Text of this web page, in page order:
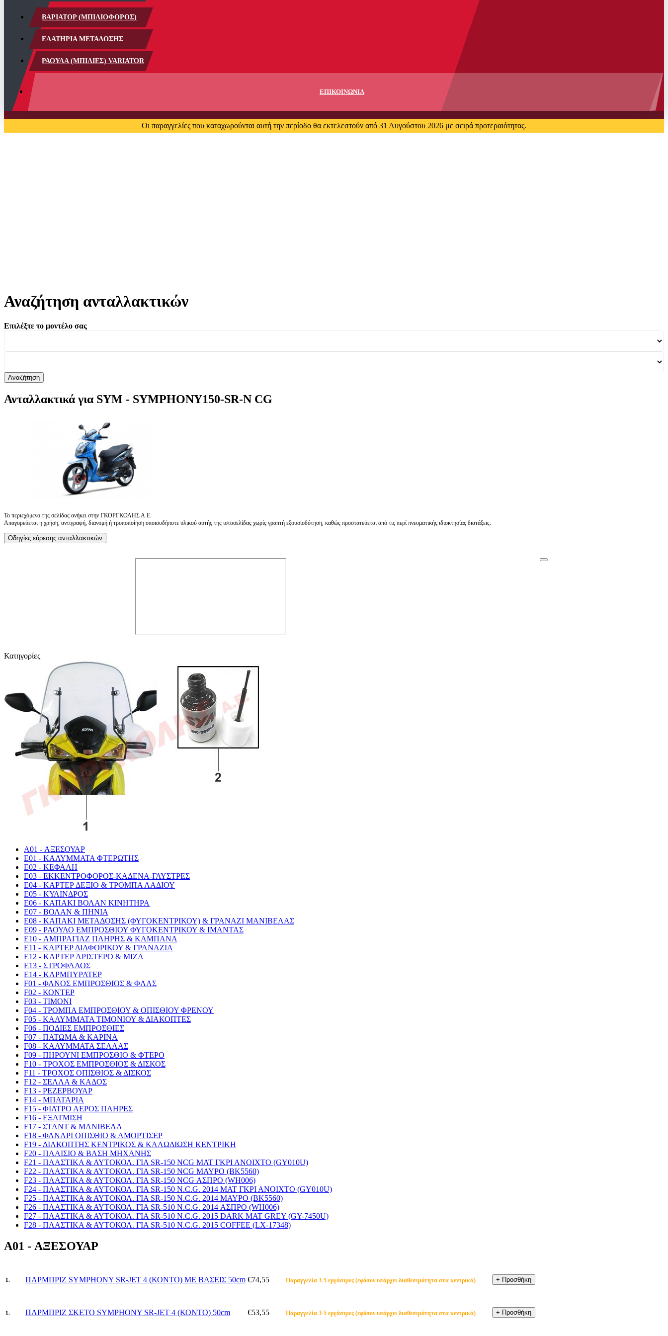
ΒΑΡΙΑΤΟΡ (ΜΠΙΛΙΟΦΟΡΟΣ)
ΕΛΑΤΗΡΙΑ ΜΕΤΑΔΟΣΗΣ
ΡΑΟΥΛΑ (ΜΠΙΛΙΕΣ) VARIATOR
ΕΠΙΚΟΙΝΩΝΙΑ
Οι παραγγελίες που καταχωρούνται αυτή την περίοδο θα εκτελεστούν από 31 Αυγούστου 2026 με σειρά προτεραιότητας.
Αναζήτηση ανταλλακτικών
Επιλέξτε το μοντέλο σας
Αναζήτηση
Ανταλλακτικά για SYM - SYMPHONY150-SR-N CG
Το περιεχόμενο της σελίδας ανήκει στην ΓΚΟΡΓΚΟΛΗΣ Α.Ε.
Απαγορεύεται η χρήση, αντιγραφή, διανομή ή τροποποίηση οποιουδήποτε υλικού αυτής της ιστοσελίδας χωρίς γραπτή εξουσιοδότηση, καθώς προστατεύεται από τις περί πνευματικής ιδιοκτησίας διατάξεις.
Οδηγίες εύρεσης ανταλλακτικών
Κατηγορίες
A01 - ΑΞΕΣΟΥΑΡ
E01 - ΚΑΛΥΜΜΑΤΑ ΦΤΕΡΩΤΗΣ
E02 - ΚΕΦΑΛΗ
E03 - ΕΚΚΕΝΤΡΟΦΟΡΟΣ-ΚΑΔΕΝΑ-ΓΛΥΣΤΡΕΣ
E04 - ΚΑΡΤΕΡ ΔΕΞΙΟ & ΤΡΟΜΠΑ ΛΑΔΙΟΥ
E05 - ΚΥΛΙΝΔΡΟΣ
E06 - ΚΑΠΑΚΙ ΒΟΛΑΝ ΚΙΝΗΤΗΡΑ
E07 - ΒΟΛΑΝ & ΠΗΝΙΑ
E08 - ΚΑΠΑΚΙ ΜΕΤΑΔΟΣΗΣ (ΦΥΓΟΚΕΝΤΡΙΚΟΥ) & ΓΡΑΝΑΖΙ ΜΑΝΙΒΕΛΑΣ
E09 - ΡΑΟΥΛΟ ΕΜΠΡΟΣΘΙΟΥ ΦΥΓΟΚΕΝΤΡΙΚΟΥ & ΙΜΑΝΤΑΣ
E10 - ΑΜΠΡΑΓΙΑΖ ΠΛΗΡΗΣ & ΚΑΜΠΑΝΑ
E11 - ΚΑΡΤΕΡ ΔΙΑΦΟΡΙΚΟΥ & ΓΡΑΝΑΖΙΑ
E12 - ΚΑΡΤΕΡ ΑΡΙΣΤΕΡΟ & ΜΙΖΑ
E13 - ΣΤΡΟΦΑΛΟΣ
E14 - ΚΑΡΜΠΥΡΑΤΕΡ
F01 - ΦΑΝΟΣ ΕΜΠΡΟΣΘΙΟΣ & ΦΛΑΣ
F02 - ΚΟΝΤΕΡ
F03 - ΤΙΜΟΝΙ
F04 - ΤΡΟΜΠΑ ΕΜΠΡΟΣΘΙΟΥ & ΟΠΙΣΘΙΟΥ ΦΡΕΝΟΥ
F05 - ΚΑΛΥΜΜΑΤΑ ΤΙΜΟΝΙΟΥ & ΔΙΑΚΟΠΤΕΣ
F06 - ΠΟΔΙΕΣ ΕΜΠΡΟΣΘΙΕΣ
F07 - ΠΑΤΩΜΑ & ΚΑΡΙΝΑ
F08 - ΚΑΛΥΜΜΑΤΑ ΣΕΛΛΑΣ
F09 - ΠΗΡΟΥΝΙ ΕΜΠΡΟΣΘΙΟ & ΦΤΕΡΟ
F10 - ΤΡΟΧΟΣ ΕΜΠΡΟΣΘΙΟΣ & ΔΙΣΚΟΣ
F11 - ΤΡΟΧΟΣ ΟΠΙΣΘΙΟΣ & ΔΙΣΚΟΣ
F12 - ΣΕΛΛΑ & ΚΑΔΟΣ
F13 - ΡΕΖΕΡΒΟΥΑΡ
F14 - ΜΠΑΤΑΡΙΑ
F15 - ΦΙΛΤΡΟ ΑΕΡΟΣ ΠΛΗΡΕΣ
F16 - ΕΞΑΤΜΙΣΗ
F17 - ΣΤΑΝΤ & ΜΑΝΙΒΕΛΑ
F18 - ΦΑΝΑΡΙ ΟΠΙΣΘΙΟ & ΑΜΟΡΤΙΣΕΡ
F19 - ΔΙΑΚΟΠΤΗΣ ΚΕΝΤΡΙΚΟΣ & ΚΑΛΩΔΙΩΣΗ ΚΕΝΤΡΙΚΗ
F20 - ΠΛΑΙΣΙΟ & ΒΑΣΗ ΜΗΧΑΝΗΣ
F21 - ΠΛΑΣΤΙΚΑ & ΑΥΤΟΚΟΛ. ΓΙΑ SR-150 NCG ΜΑΤ ΓΚΡΙ ΑΝΟΙΧΤΟ (GY010U)
F22 - ΠΛΑΣΤΙΚΑ & ΑΥΤΟΚΟΛ. ΓΙΑ SR-150 NCG ΜΑΥΡΟ (BK5560)
F23 - ΠΛΑΣΤΙΚΑ & ΑΥΤΟΚΟΛ. ΓΙΑ SR-150 NCG ΑΣΠΡΟ (WH006)
F24 - ΠΛΑΣΤΙΚΑ & ΑΥΤΟΚΟΛ. ΓΙΑ SR-150 N.C.G. 2014 ΜΑΤ ΓΚΡΙ ΑΝΟΙΧΤΟ (GY010U)
F25 - ΠΛΑΣΤΙΚΑ & ΑΥΤΟΚΟΛ. ΓΙΑ SR-150 N.C.G. 2014 ΜΑΥΡΟ (BK5560)
F26 - ΠΛΑΣΤΙΚΑ & ΑΥΤΟΚΟΛ. ΓΙΑ SR-510 N.C.G. 2014 ΑΣΠΡΟ (WH006)
F27 - ΠΛΑΣΤΙΚΑ & ΑΥΤΟΚΟΛ. ΓΙΑ SR-510 N.C.G. 2015 DARK MAT GREY (GY-7450U)
F28 - ΠΛΑΣΤΙΚΑ & ΑΥΤΟΚΟΛ. ΓΙΑ SR-510 N.C.G. 2015 COFFEE (LX-17348)
A01 - ΑΞΕΣΟΥΑΡ
1. ΠΑΡΜΠΡΙΖ SYMPHONY SR-JET 4 (ΚΟΝΤΟ) ΜΕ ΒΑΣΕΙΣ 50cm €74,55 Παραγγελία 3-5 εργάσιμες (εφόσον υπάρχει διαθεσιμότητα στα κεντρικά)
1. ΠΑΡΜΠΡΙΖ ΣΚΕΤΟ SYMPHONY SR-JET 4 (ΚΟΝΤΟ) 50cm €53,55 Παραγγελία 3-5 εργάσιμες (εφόσον υπάρχει διαθεσιμότητα στα κεντρικά)